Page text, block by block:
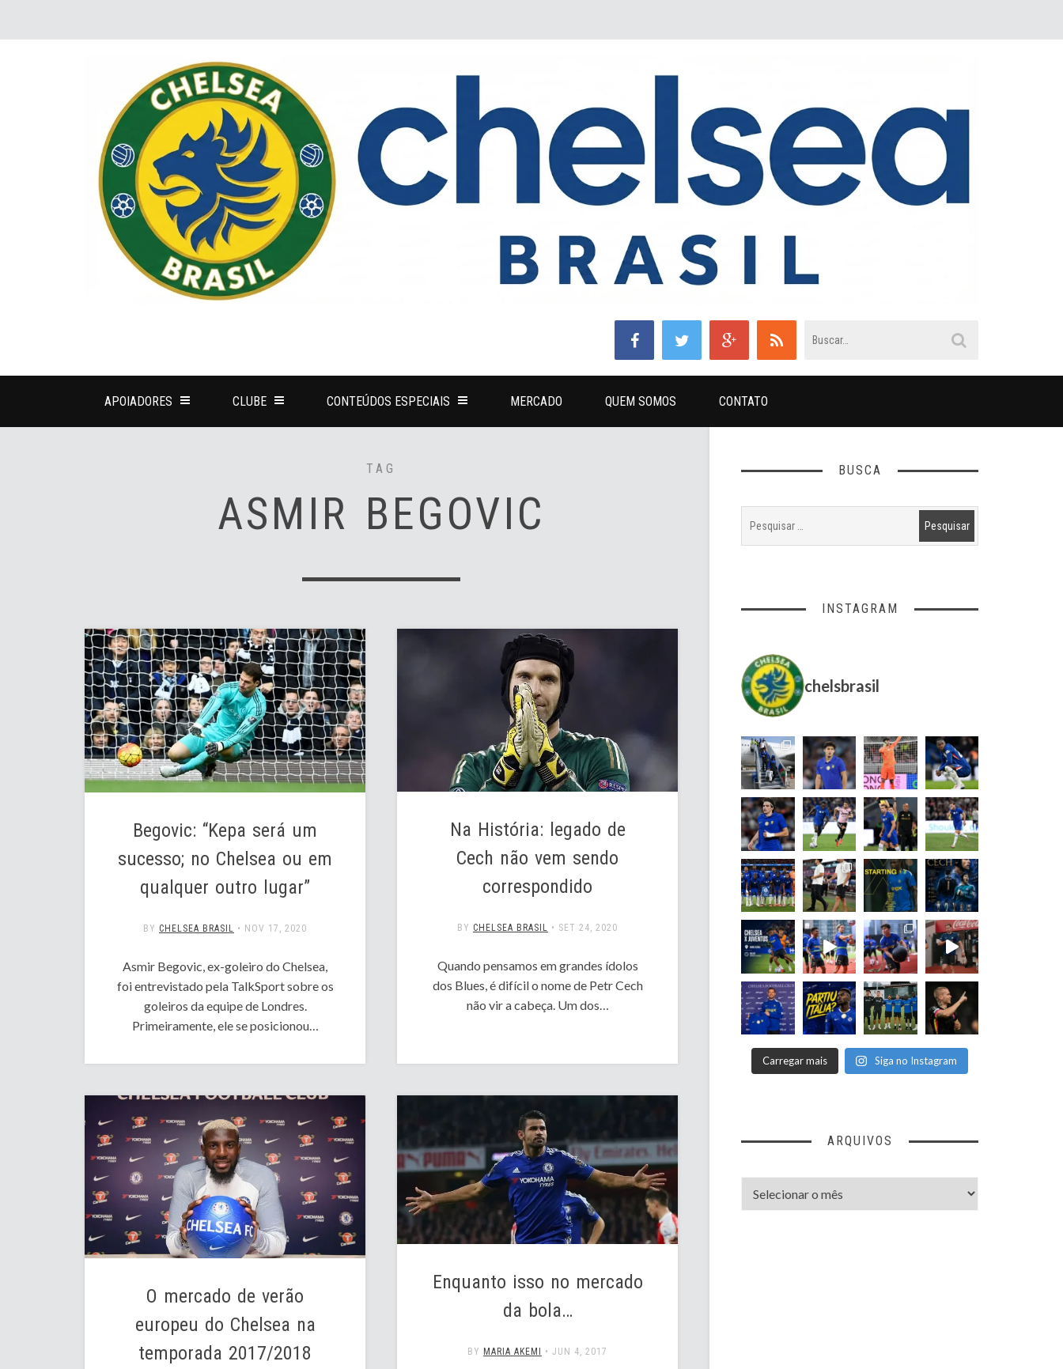
APOIADORES CLUBE CONTEÚDOS ESPECIAIS MERCADO QUEM SOMOS CONTATO
TAG
ASMIR BEGOVIC
Begovic: “Kepa será um
sucesso; no Chelsea ou em
qualquer outro lugar”
BY CHELSEA BRASIL • NOV 17, 2020
Asmir Begovic, ex-goleiro do Chelsea,
foi entrevistado pela TalkSport sobre os
goleiros da equipe de Londres.
Primeiramente, ele se posicionou…
Na História: legado de
Cech não vem sendo
correspondido
BY CHELSEA BRASIL • SET 24, 2020
Quando pensamos em grandes ídolos
dos Blues, é difícil o nome de Petr Cech
não vir a cabeça. Um dos…
O mercado de verão
europeu do Chelsea na
temporada 2017/2018
Enquanto isso no mercado
da bola…
BY MARIA AKEMI • JUN 4, 2017
BUSCA
INSTAGRAM
chelsbrasil
Carregar mais Siga no Instagram
ARQUIVOS